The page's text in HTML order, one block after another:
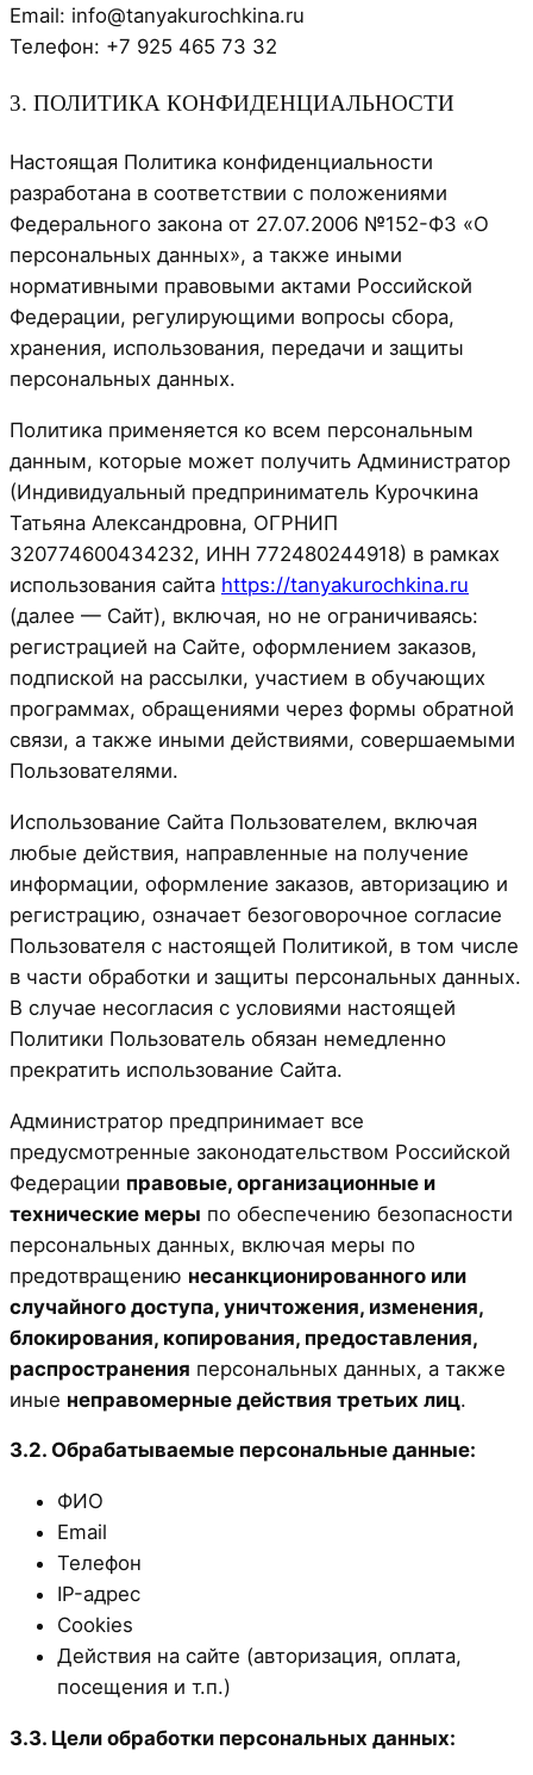
Email: info@tanyakurochkina.ru
Телефон: +7 925 465 73 32
3. ПОЛИТИКА КОНФИДЕНЦИАЛЬНОСТИ
Настоящая Политика конфиденциальности
разработана в соответствии с положениями
Федерального закона от 27.07.2006 №152-ФЗ «О
персональных данных», а также иными
нормативными правовыми актами Российской
Федерации, регулирующими вопросы сбора,
хранения, использования, передачи и защиты
персональных данных.
Политика применяется ко всем персональным
данным, которые может получить Администратор
(Индивидуальный предприниматель Курочкина
Татьяна Александровна, ОГРНИП
320774600434232, ИНН 772480244918) в рамках
использования сайта https://tanyakurochkina.ru
(далее — Сайт), включая, но не ограничиваясь:
регистрацией на Сайте, оформлением заказов,
подпиской на рассылки, участием в обучающих
программах, обращениями через формы обратной
связи, а также иными действиями, совершаемыми
Пользователями.
Использование Сайта Пользователем, включая
любые действия, направленные на получение
информации, оформление заказов, авторизацию и
регистрацию, означает безоговорочное согласие
Пользователя с настоящей Политикой, в том числе
в части обработки и защиты персональных данных.
В случае несогласия с условиями настоящей
Политики Пользователь обязан немедленно
прекратить использование Сайта.
Администратор предпринимает все
предусмотренные законодательством Российской
Федерации правовые, организационные и
технические меры по обеспечению безопасности
персональных данных, включая меры по
предотвращению несанкционированного или
случайного доступа, уничтожения, изменения,
блокирования, копирования, предоставления,
распространения персональных данных, а также
иные неправомерные действия третьих лиц.
3.2. Обрабатываемые персональные данные:
ФИО
Email
Телефон
IP-адрес
Cookies
Действия на сайте (авторизация, оплата,
посещения и т.п.)
3.3. Цели обработки персональных данных: